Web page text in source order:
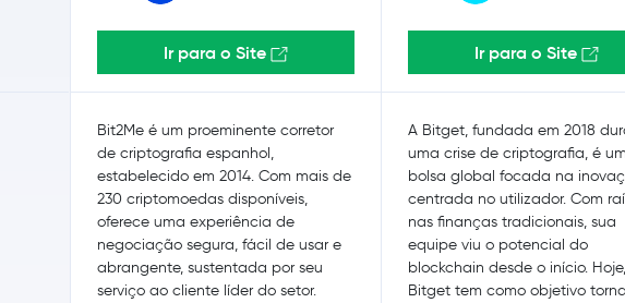
Ir para o Site
Bit2Me é um proeminente corretor
de criptografia espanhol,
estabelecido em 2014. Com mais de
230 criptomoedas disponíveis,
oferece uma experiência de
negociação segura, fácil de usar e
abrangente, sustentada por seu
serviço ao cliente líder do setor.
Ir para o Site
A Bitget, fundada em 2018
uma crise de criptografia, é
bolsa global focada na
centrada no utilizador. Com
nas finanças tradicionais, sua
equipe viu o potencial do
blockchain desde o início.
Bitget tem como objetivo